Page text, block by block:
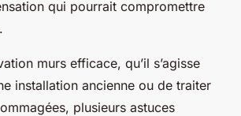
qui pourrait compromettre
murs efficace, qu’il s’agisse
installation ancienne ou de traiter
plusieurs astuces